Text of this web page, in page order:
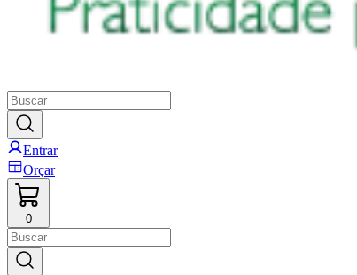
Entrar
Orçar
0